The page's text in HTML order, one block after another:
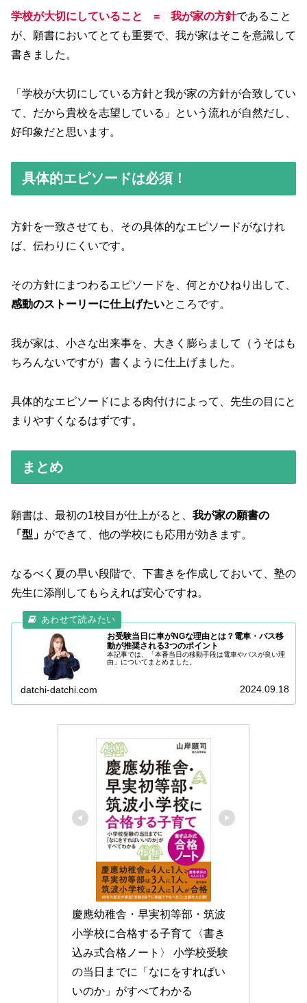
学校が大切にしていること = 我が家の方針であること
が、願書においてとても重要で、我が家はそこを意識して
書きました。
「学校が大切にしている方針と我が家の方針が合致してい
て、だから貴校を志望している」という流れが自然だし、
好印象だと思います。
具体的エピソードは必須！
方針を一致させても、その具体的なエピソードがなけれ
ば、伝わりにくいです。
その方針にまつわるエピソードを、何とかひねり出して、
感動のストーリーに仕上げたいところです。
我が家は、小さな出来事を、大きく膨らまして（うそはも
ちろんないですが）書くように仕上げました。
具体的なエピソードによる肉付けによって、先生の目にと
まりやすくなるはずです。
まとめ
願書は、最初の1校目が仕上がると、 我が家の願書の
「型」 ができて、他の学校にも応用が効きます。
なるべく夏の早い段階で、下書きを作成しておいて、塾の
先生に添削してもらえれば安心ですね。
お受験当日に車がNGな理由とは？電車・バス移
動が推奨される3つのポイント
本記事では、「本番当日の移動手段は電車やバスが良い理
由」についてまとめました。
datchi-datchi.com 2024.09.18
慶應幼稚舎・早実初等部・筑波
小学校に合格する子育て〈書き
込み式合格ノート〉 小学校受験
の当日までに「なにをすればい
いのか」がすべてわかる